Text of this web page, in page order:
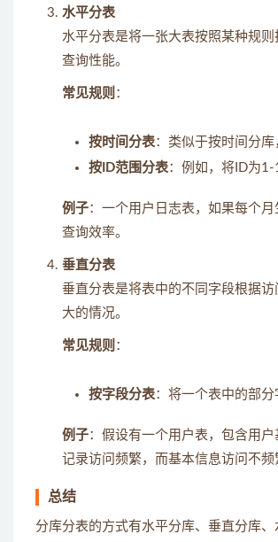
水平分表
水平分表是将一张大表按照某种规
查询性能。
常见规则 ：
按时间分表：类似于按时间分库
按ID范围分表：例如，将ID为
例子：一个用户日志表，如果每个
查询效率。
垂直分表
垂直分表是将表中的不同字段根据
大的情况。
常见规则 ：
按字段分表：将一个表中的部
例子：假设有一个用户表，包含用
记录访问频繁，而基本信息访问不
总结
分库分表的方式有水平分库、垂直分库